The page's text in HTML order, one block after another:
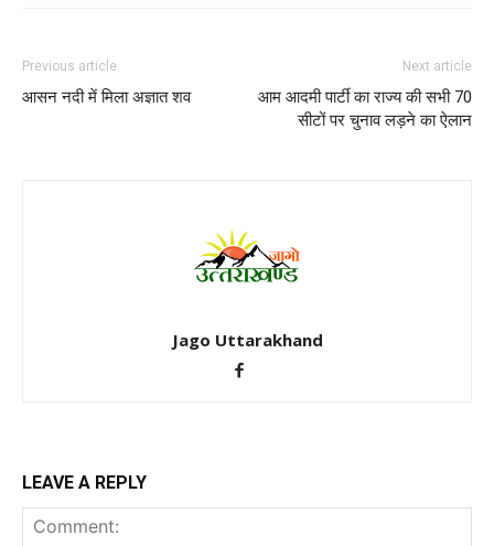
Previous article
आसन नदी में मिला अज्ञात शव
Next article
आम आदमी पार्टी का राज्य की सभी 70
सीटों पर चुनाव लड़ने का ऐलान
Jago Uttarakhand
LEAVE A REPLY